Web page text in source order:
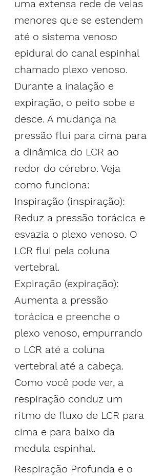
uma extensa rede de veias
menores que se estendem
até o sistema venoso
epidural do canal espinhal
chamado plexo venoso.
Durante a inalação e
expiração, o peito sobe e
desce. A mudança na
pressão flui para cima para
a dinâmica do LCR ao
redor do cérebro. Veja
como funciona:
Inspiração (inspiração):
Reduz a pressão torácica e
esvazia o plexo venoso. O
LCR flui pela coluna
vertebral.
Expiração (expiração):
Aumenta a pressão
torácica e preenche o
plexo venoso, empurrando
o LCR até a coluna
vertebral até a cabeça.
Como você pode ver, a
respiração conduz um
ritmo de fluxo de LCR para
cima e para baixo da
medula espinhal.
Respiração Profunda e o